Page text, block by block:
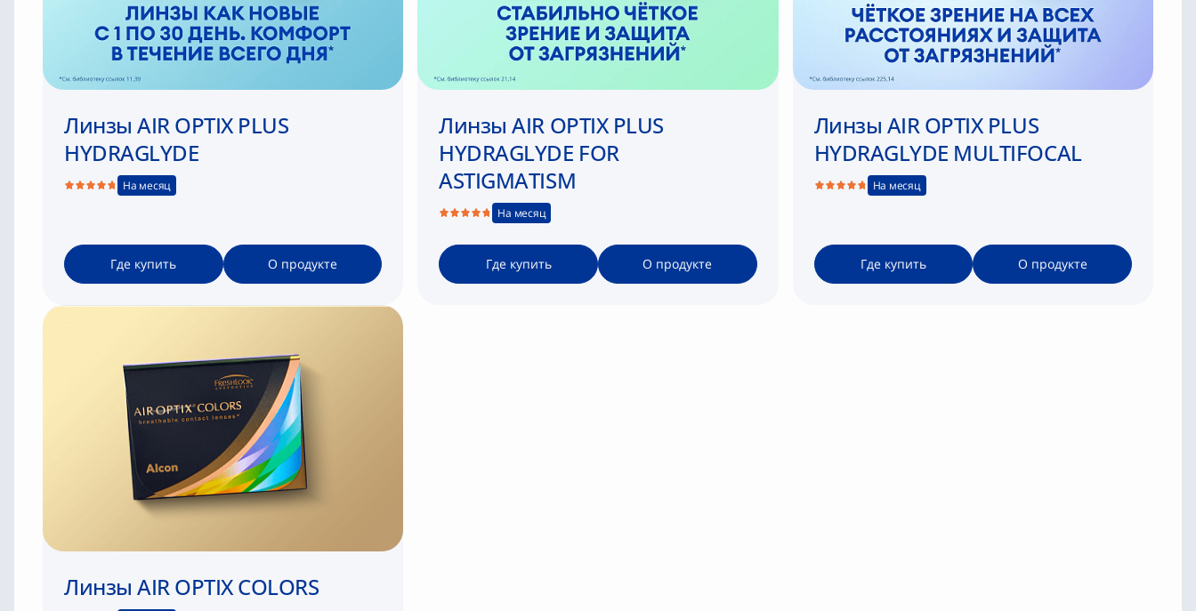
Линзы AIR OPTIX PLUS
HYDRAGLYDE
На месяц
Где купить О продукте
Линзы AIR OPTIX PLUS
HYDRAGLYDE FOR
ASTIGMATISM
На месяц
Где купить О продукте
Линзы AIR OPTIX PLUS
HYDRAGLYDE MULTIFOCAL
На месяц
Где купить О продукте
Линзы AIR OPTIX COLORS